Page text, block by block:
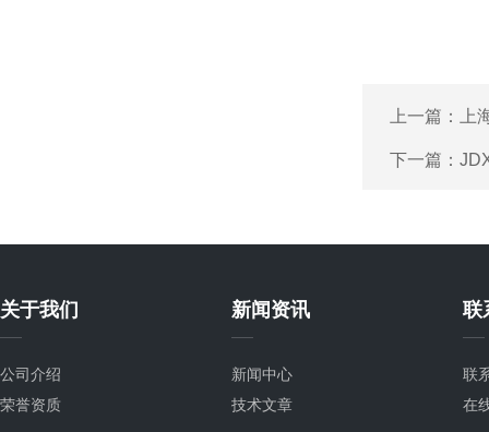
上一篇： 上
下一篇：
关于我们
公司介绍
荣誉资质
新闻资讯
新闻中心
技术文章
联
联
在